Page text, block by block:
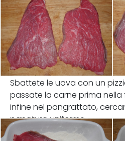
Sbattete le uova con un
passate la carne prima nella
infine nel pangrattato,
panatura uniforme.